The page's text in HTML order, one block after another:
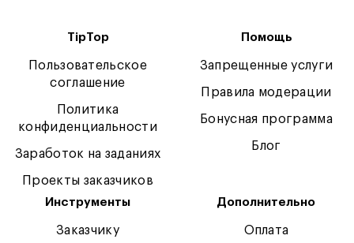
TipTop
Пользовательское
соглашение
Политика
конфиденциальности
Заработок на заданиях
Проекты заказчиков
Помощь
Запрещенные услуги
Правила модерации
Бонусная программа
Блог
Инструменты
Заказчику
Дополнительно
Оплата